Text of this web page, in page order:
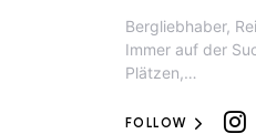
Bergliebhaber,
Immer auf der
Plätzen,…
FOLLOW